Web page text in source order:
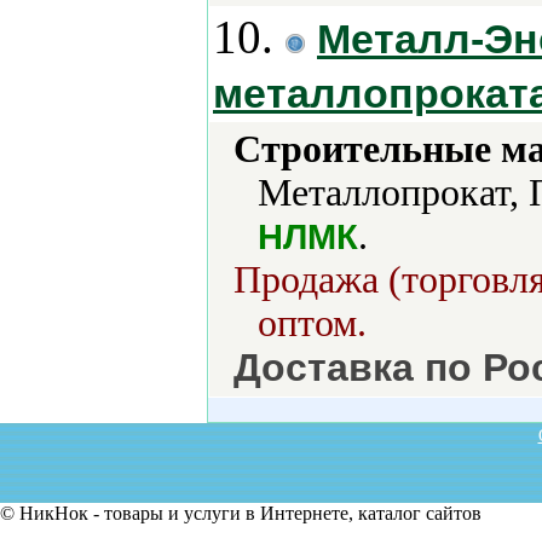
10.
Металл-
Строительные
НЛМК.
Продажа
оптом.
Доставка по
© НикНок - товары и услуги в Интернете, каталог сайтов